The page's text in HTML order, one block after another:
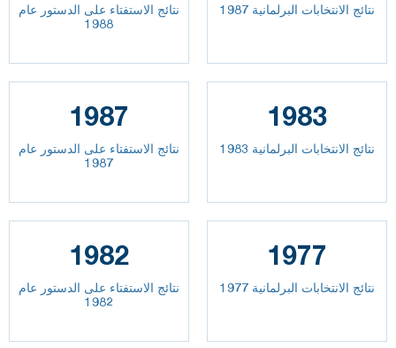
نتائج الاستفتاء على الدستور عام
1988
نتائج الانتخابات البرلمانية 1987
1987
نتائج الاستفتاء على الدستور عام
1987
1983
نتائج الانتخابات البرلمانية 1983
1982
نتائج الاستفتاء على الدستور عام
1982
1977
نتائج الانتخابات البرلمانية 1977